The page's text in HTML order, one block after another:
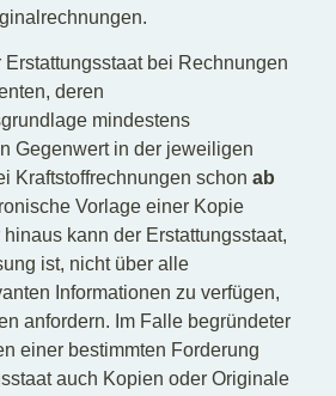
bei Rechnungen
deren
mindestens
Gegenwert in der jeweiligen
Kraftstoffrechnungen schon ab
Vorlage einer Kopie
kann der Erstattungsstaat,
ist, nicht über alle
Informationen zu verfügen,
anfordern. Im Falle begründeter
einer bestimmten Forderung
auch Kopien oder Originale